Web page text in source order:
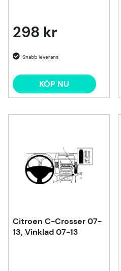
298 kr
KÖP NU
Citroen C-Crosser 07-
13, Vinklad 07-13